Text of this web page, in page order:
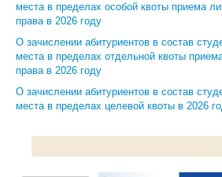
АБИТУРИЕНТУ
КОНКУРСНЫЕ СПИСКИ
СПИСКИ ПОСТУПАЮЩИХ
ПОДГОТОВИТЕЛЬНОЕ ОТДЕЛЕНИЕ
ПРИКАЗЫ О ЗАЧИСЛЕНИИ
места в пределах особой квоты приема
права в 2026 году
О зачислении абитуриентов в состав
места в пределах отдельной квоты
права в 2026 году
О зачислении абитуриентов в состав
места в пределах целевой квоты в 2026